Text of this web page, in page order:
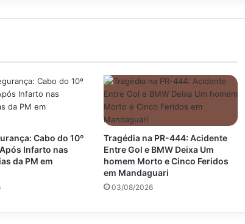
Cabo do 10º
Infarto nas
da PM em
Tragédia na PR-444: Acidente
Entre Gol e BMW Deixa Um
homem Morto e Cinco Feridos
em Mandaguari
03/08/2026